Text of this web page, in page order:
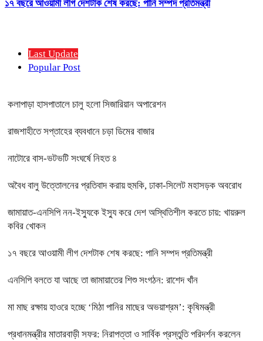
১৭ বছরে আওয়ামী লীগ দেশটাক শেষ করছে: পানি সম্পদ প্রতিমন্ত্রী
Last Update
Popular Post
কলাপাড়া হাসপাতালে চালু হলো সিজারিয়ান অপারেশন
রাজশাহীতে সপ্তাহের ব্যবধানে চড়া ডিমের বাজার
নাটোরে বাস-ভটভটি সংঘর্ষে নিহত ৪
অবৈধ বালু উত্তোলনের প্রতিবাদ করায় হুমকি, ঢাকা-সিলেট মহাসড়ক অবরোধ
জামায়াত-এনসিপি নন-ইস্যুকে ইস্যু করে দেশ অস্থিতিশীল করতে চায়: খায়রুল
কবির খোকন
১৭ বছরে আওয়ামী লীগ দেশটাক শেষ করছে: পানি সম্পদ প্রতিমন্ত্রী
এনসিপি বলতে যা আছে তা জামায়াতের শিশু সংগঠন: রাশেদ খাঁন
মা মাছ রক্ষায় হাওরে হচ্ছে ‘মিঠা পানির মাছের অভয়াশ্রম’: কৃষিমন্ত্রী
প্রধানমন্ত্রীর মাতারবাড়ী সফর: নিরাপত্তা ও সার্বিক প্রস্তুতি পরিদর্শন করলেন